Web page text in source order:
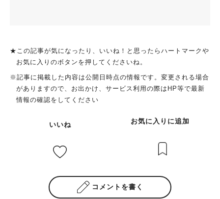
★この記事が気になったり、いいね！と思ったらハートマークや
お気に入りのボタンを押してくださいね。
※記事に掲載した内容は公開日時点の情報です。変更される場合
がありますので、お出かけ、サービス利用の際はHP等で最新
情報の確認をしてください
いいね お気に入りに追加
コメントを書く